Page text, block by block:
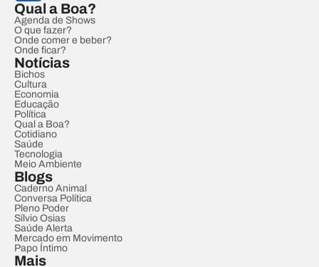
Qual a Boa?
Agenda de Shows
O que fazer?
Onde comer e beber?
Onde ficar?
Notícias
Bichos
Cultura
Economia
Educação
Política
Qual a Boa?
Cotidiano
Saúde
Tecnologia
Meio Ambiente
Blogs
Caderno Animal
Conversa Política
Pleno Poder
Sílvio Osias
Saúde Alerta
Mercado em Movimento
Papo Íntimo
Mais